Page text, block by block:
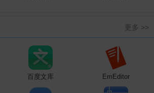
更多 >>
百度文库 EmEditor